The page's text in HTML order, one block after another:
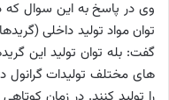
وی در پاسخ به این سوال که
گفت: بله توان تولید این
های مختلف تولیدات گرانول